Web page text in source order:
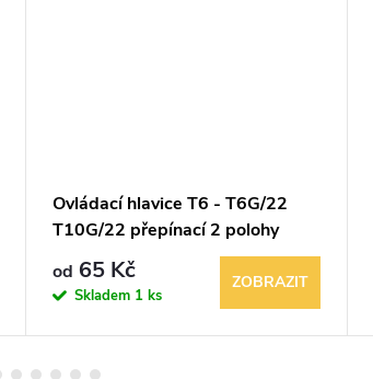
Ovládací hlavice T6 - T6G/22
T10G/22 přepínací 2 polohy
Elektropřístroj písek
od 65 Kč
Skladem 1 ks
ZOBRAZIT